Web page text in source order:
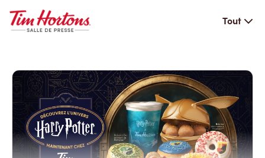
Tout